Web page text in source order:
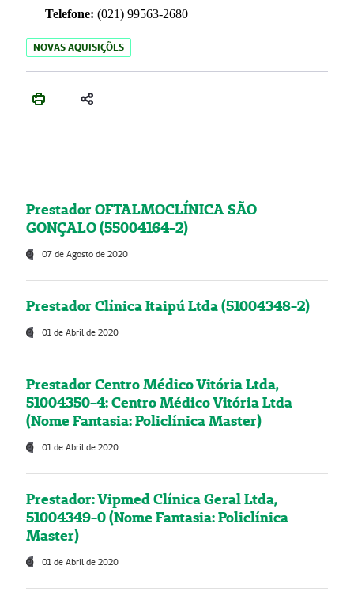
Telefone: (021) 99563-2680
NOVAS AQUISIÇÕES
Prestador OFTALMOCLÍNICA SÃO
GONÇALO (55004164-2)
07 de Agosto de 2020
Prestador Clínica Itaipú Ltda (51004348-2)
01 de Abril de 2020
Prestador Centro Médico Vitória Ltda,
51004350-4: Centro Médico Vitória Ltda
(Nome Fantasia: Policlínica Master)
01 de Abril de 2020
Prestador: Vipmed Clínica Geral Ltda,
51004349-0 (Nome Fantasia: Policlínica
Master)
01 de Abril de 2020